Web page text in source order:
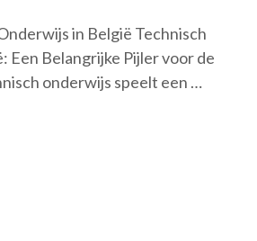
in België Technisch
Een Belangrijke Pijler voor de
onderwijs speelt een …